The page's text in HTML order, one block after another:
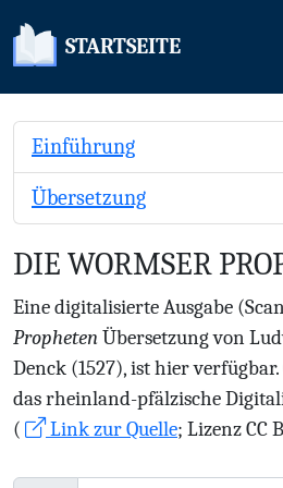
STARTSEITE
Einführung
Übersetzung
DIE WORMSER
Eine digitalisierte Ausgabe
ProphetenÜbersetzung von
Denck (1527), ist hier verfügbar.
das rheinland-pfälzische
(
Link zur Quelle; Lizenz CC